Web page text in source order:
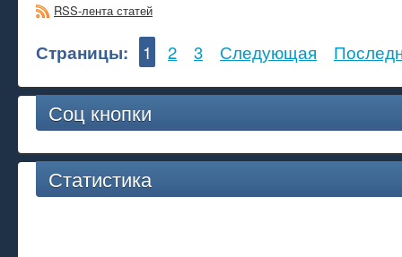
RSS-лента статей
Страницы: 1 2 3 Следующая
Соц кнопки
Статистика